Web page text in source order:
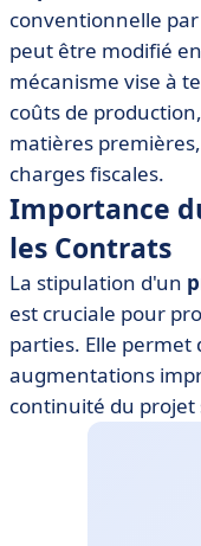
conventionnelle
peut être modifié
mécanisme vise à
coûts de
matières
charges fiscales.
Importance
les Contrats
La stipulation d'un
est cruciale pour
parties. Elle permet
augmentations
continuité du projet